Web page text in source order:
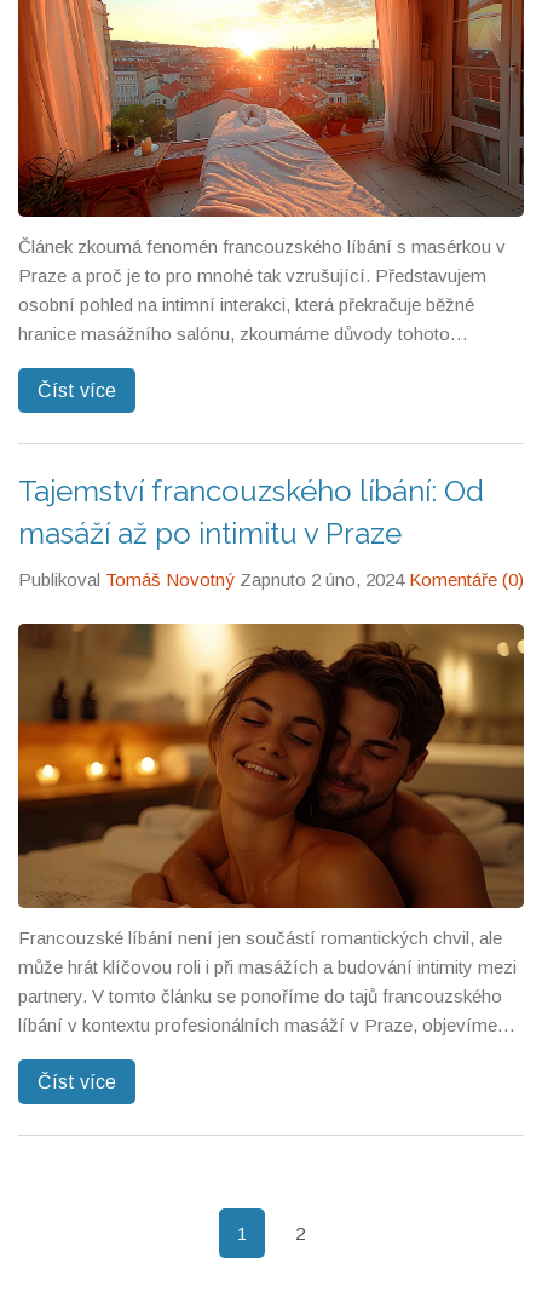
Článek zkoumá fenomén francouzského líbání s masérkou v
Praze a proč je to pro mnohé tak vzrušující. Představujem
osobní pohled na intimní interakci, která překračuje běžné
hranice masážního salónu, zkoumáme důvody tohoto
obohatit osobní život. Nabízíme také praktické tipy pro ty, kteří
komunikaci.
Číst více
Tajemství francouzského líbání: Od
masáží až po intimitu v Praze
Publikoval Tomáš Novotný Zapnuto 2 úno, 2024 Komentáře (0)
Francouzské líbání není jen součástí romantických chvil, ale
může hrát klíčovou roli i při masážích a budování intimity mezi
partnery. V tomto článku se ponoříme do tajů francouzského
líbání v kontextu profesionálních masáží v Praze, objevíme
Zjistíme, jak správně provádět francouzské líbání a jak to může
Číst více
1 2